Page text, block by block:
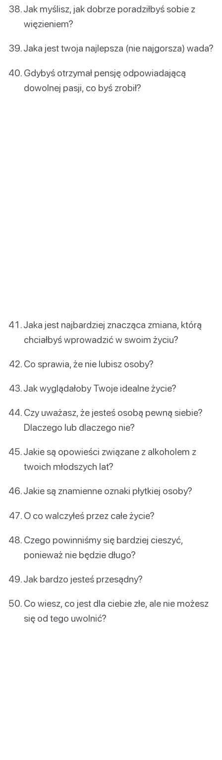
Jak myślisz, jak dobrze poradziłbyś sobie z
więzieniem?
Jaka jest twoja najlepsza (nie najgorsza) wada?
Gdybyś otrzymał pensję odpowiadającą
dowolnej pasji, co byś zrobił?
Jaka jest najbardziej znacząca zmiana, którą
chciałbyś wprowadzić w swoim życiu?
Co sprawia, że nie lubisz osoby?
Jak wyglądałoby Twoje idealne życie?
Czy uważasz, że jesteś osobą pewną siebie?
Dlaczego lub dlaczego nie?
Jakie są opowieści związane z alkoholem z
twoich młodszych lat?
Jakie są znamienne oznaki płytkiej osoby?
O co walczyłeś przez całe życie?
Czego powinniśmy się bardziej cieszyć,
ponieważ nie będzie długo?
Jak bardzo jesteś przesądny?
Co wiesz, co jest dla ciebie złe, ale nie możesz
się od tego uwolnić?